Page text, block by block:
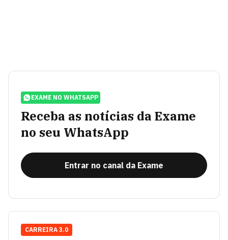
EXAME NO WHATSAPP
Receba as notícias da Exame
no seu WhatsApp
Entrar no canal da Exame
CARREIRA 3.0